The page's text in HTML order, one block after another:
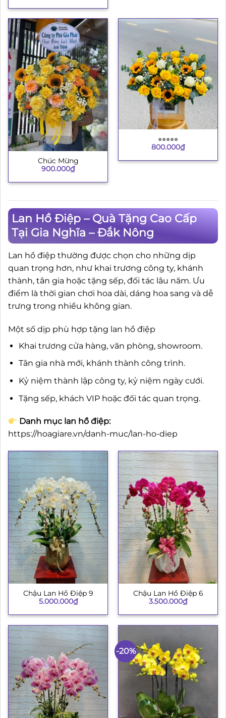
Chúc Mừng
900.000₫
⭐︎⭐︎⭐︎⭐︎⭐︎
800.000₫
Lan Hồ Điệp – Quà Tặng Cao Cấp
Tại Gia Nghĩa – Đắk Nông
Lan hồ điệp thường được chọn cho những dịp
quan trọng hơn, như khai trương công ty, khánh
thành, tân gia hoặc tặng sếp, đối tác lâu năm. Ưu
điểm là thời gian chơi hoa dài, dáng hoa sang và dễ
trưng trong nhiều không gian.
Một số dịp phù hợp tặng lan hồ điệp
Khai trương cửa hàng, văn phòng, showroom.
Tân gia nhà mới, khánh thành công trình.
Kỷ niệm thành lập công ty, kỷ niệm ngày cưới.
Tặng sếp, khách VIP hoặc đối tác quan trọng.
Danh mục lan hồ điệp:
https://hoagiare.vn/danh-muc/lan-ho-diep
Chậu Lan Hồ Điệp 9
5.000.000₫
Chậu Lan Hồ Điệp 6
3.500.000₫
-20%